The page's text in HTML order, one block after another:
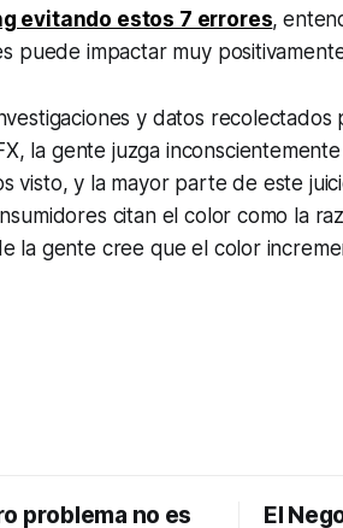
evitando estos 7 errores,
puede impactar muy
y datos
la gente juzga
visto, y la mayor parte de este
citan el color como la
la gente cree que el color
problema no es
El